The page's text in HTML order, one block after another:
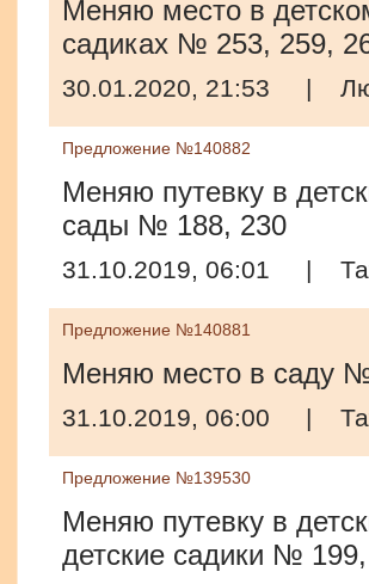
Меняю место в
садиках № 253, 259,
30.01.2020, 21:53 |
Предложение №140882
Меняю путевку в
сады № 188, 230
31.10.2019, 06:01 |
Предложение №140881
Меняю место в саду
31.10.2019, 06:00 |
Предложение №139530
Меняю путевку в
детские садики №